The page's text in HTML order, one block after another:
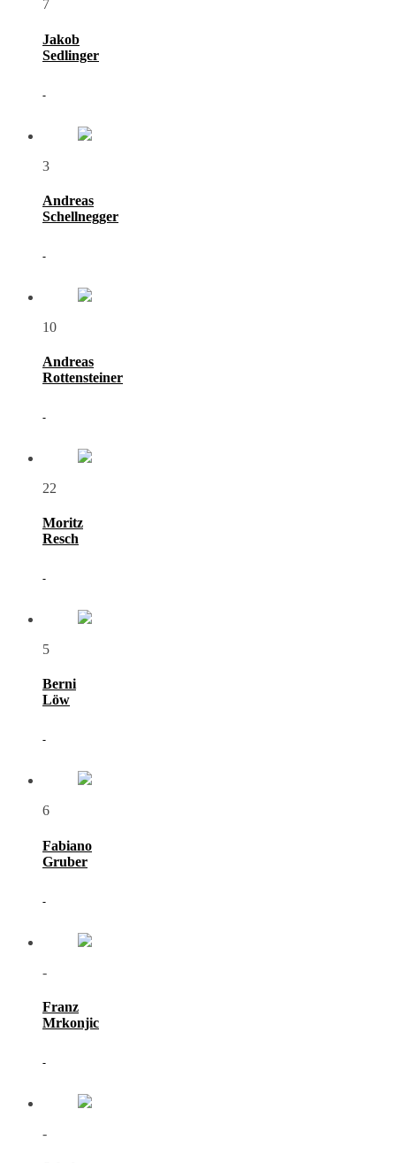
7
Jakob
Sedlinger
-
3
Andreas
Schellnegger
-
10
Andreas
Rottensteiner
-
22
Moritz
Resch
-
5
Berni
Löw
-
6
Fabiano
Gruber
-
-
Franz
Mrkonjic
-
-